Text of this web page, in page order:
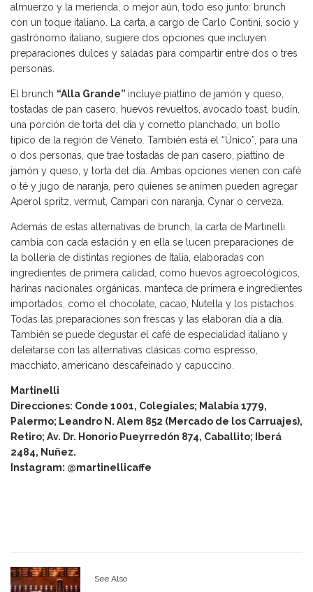
almuerzo y la merienda, o mejor aún, todo eso junto: brunch
con un toque italiano. La carta, a cargo de Carlo Contini, socio y
gastrónomo italiano, sugiere dos opciones que incluyen
preparaciones dulces y saladas para compartir entre dos o tres
personas.
El brunch “Alla Grande” incluye piattino de jamón y queso,
tostadas de pan casero, huevos revueltos, avocado toast, budín,
una porción de torta del día y cornetto planchado, un bollo
típico de la región de Véneto. También está el “Único”, para una
o dos personas, que trae tostadas de pan casero, piattino de
jamón y queso, y torta del día. Ambas opciones vienen con café
o té y jugo de naranja, pero quienes se animen pueden agregar
Aperol spritz, vermut, Campari con naranja, Cynar o cerveza.
Además de estas alternativas de brunch, la carta de Martinelli
cambia con cada estación y en ella se lucen preparaciones de
la bollería de distintas regiones de Italia, elaboradas con
ingredientes de primera calidad, como huevos agroecológicos,
harinas nacionales orgánicas, manteca de primera e ingredientes
importados, como el chocolate, cacao, Nutella y los pistachos.
Todas las preparaciones son frescas y las elaboran día a día.
También se puede degustar el café de especialidad italiano y
deleitarse con las alternativas clásicas como espresso,
macchiato, americano descafeinado y capuccino.
Martinelli
Direcciones: Conde 1001, Colegiales; Malabia 1779,
Palermo; Leandro N. Alem 852 (Mercado de los Carruajes),
Retiro; Av. Dr. Honorio Pueyrredón 874, Caballito; Iberá
2484, Nuñez.
Instagram: @martinellicaffe
See Also